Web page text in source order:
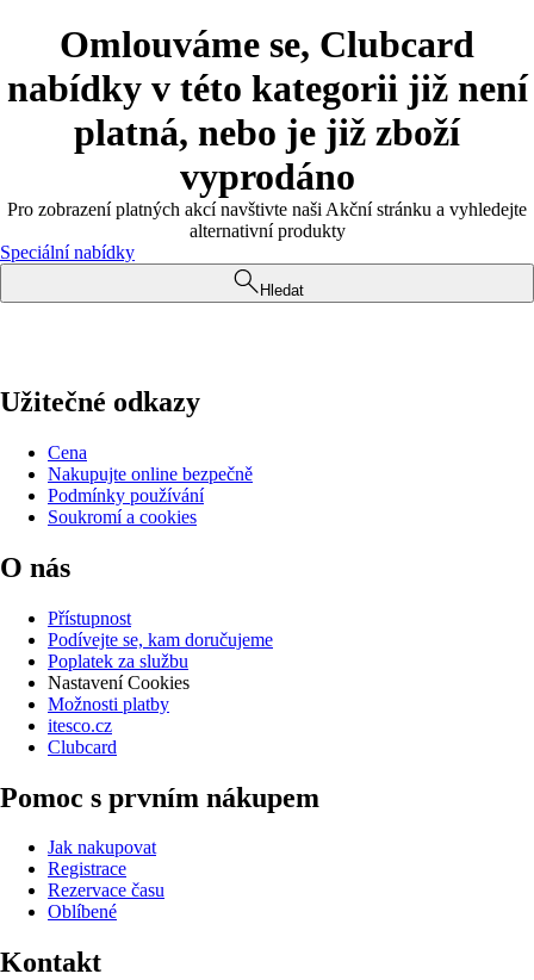
Omlouváme se, Clubcard
nabídky v této kategorii již není
platná, nebo je již zboží
vyprodáno
Pro zobrazení platných akcí navštivte naši Akční stránku a vyhledejte
alternativní produkty
Speciální nabídky
Hledat
Užitečné odkazy
Cena
Nakupujte online bezpečně
Podmínky používání
Soukromí a cookies
O nás
Přístupnost
Podívejte se, kam doručujeme
Poplatek za službu
Nastavení Cookies
Možnosti platby
itesco.cz
Clubcard
Pomoc s prvním nákupem
Jak nakupovat
Registrace
Rezervace času
Oblíbené
Kontakt